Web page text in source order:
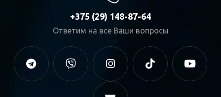
+375 (29) 148-87-64
Ответим на все Ваши вопросы